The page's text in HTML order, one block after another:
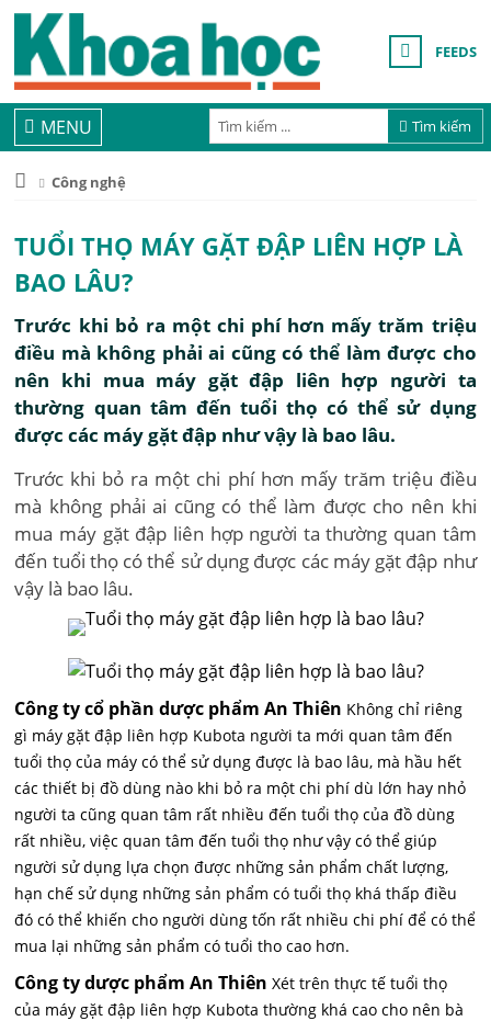
FEEDS
Tìm kiếm
MENU
Công nghệ
TUỔI THỌ MÁY GẶT ĐẬP LIÊN HỢP LÀ
BAO LÂU?
Trước khi bỏ ra một chi phí hơn mấy trăm triệu
điều mà không phải ai cũng có thể làm được cho
nên khi mua máy gặt đập liên hợp người ta
thường quan tâm đến tuổi thọ có thể sử dụng
được các máy gặt đập như vậy là bao lâu.
Trước khi bỏ ra một chi phí hơn mấy trăm triệu điều
mà không phải ai cũng có thể làm được cho nên khi
mua máy gặt đập liên hợp người ta thường quan tâm
đến tuổi thọ có thể sử dụng được các máy gặt đập như
vậy là bao lâu.
Công ty cổ phần dược phẩm An Thiên Không chỉ riêng
gì máy gặt đập liên hợp Kubota người ta mới quan tâm đến
tuổi thọ của máy có thể sử dụng được là bao lâu, mà hầu hết
các thiết bị đồ dùng nào khi bỏ ra một chi phí dù lớn hay nhỏ
người ta cũng quan tâm rất nhiều đến tuổi thọ của đồ dùng
rất nhiều, việc quan tâm đến tuổi thọ như vậy có thể giúp
người sử dụng lựa chọn được những sản phẩm chất lượng,
hạn chế sử dụng những sản phẩm có tuổi thọ khá thấp điều
đó có thể khiến cho người dùng tốn rất nhiều chi phí để có thể
mua lại những sản phẩm có tuổi tho cao hơn.
Công ty dược phẩm An Thiên Xét trên thực tế tuổi thọ
của máy gặt đập liên hợp Kubota thường khá cao cho nên bà